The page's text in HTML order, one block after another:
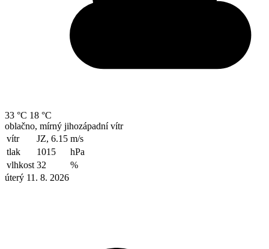
33 °C 18 °C
oblačno, mírný jihozápadní vítr
vítr
JZ, 6.15 m/s
tlak
1015
hPa
vlhkost 32
%
úterý 11. 8. 2026